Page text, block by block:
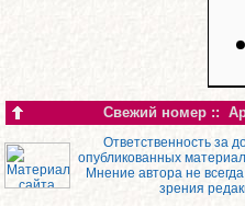
Свежий номер ::
Ответственность за
опубликованных
Мнение автора не
зрения